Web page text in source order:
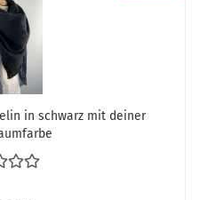
in schwarz mit deiner